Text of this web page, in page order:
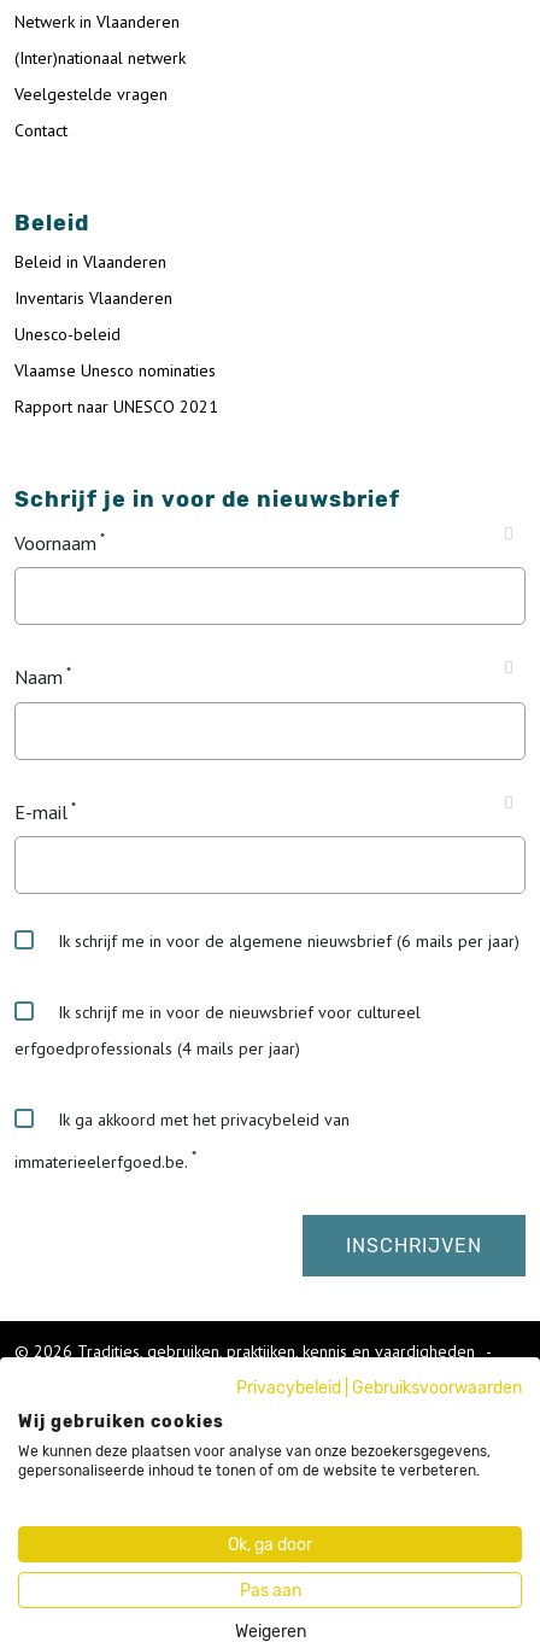
Netwerk in Vlaanderen
(Inter)nationaal netwerk
Veelgestelde vragen
Contact
Beleid
Beleid in Vlaanderen
Inventaris Vlaanderen
Unesco-beleid
Vlaamse Unesco nominaties
Rapport naar UNESCO 2021
Schrijf je in voor de nieuwsbrief
Voornaam
Naam
E-mail
Ik schrijf me in voor de algemene nieuwsbrief (6 mails per jaar)
Ik schrijf me in voor de nieuwsbrief voor cultureel
erfgoedprofessionals (4 mails per jaar)
Ik ga akkoord met het privacybeleid van
immaterieelerfgoed.be.
© 2026 Tradities, gebruiken, praktijken, kennis en vaardigheden
-
Gebruikersvoorwaarden
Privacybeleid
Cookies
Sitemap
Webdesign by Code d'Or
Privacybeleid
Gebruiksvoorwaarden
Wij gebruiken cookies
We kunnen deze plaatsen voor analyse van onze bezoekersgegevens,
gepersonaliseerde inhoud te tonen of om de website te verbeteren.
Ok, ga door
Pas aan
Weigeren